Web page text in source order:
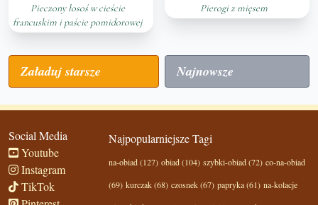
Pieczony łosoś w cieście
francuskim i paście pomidorowej
Pierogi z mięsem
Załaduj starsze Najnowsze
Social Media
Youtube
Instagram
TikTok
Najpopularniejsze Tagi
na-obiad (127) obiad (104) szybki-obiad (72) co-na-obiad
(69) kurczak (68) czosnek (67) papryka (61) na-kolacje